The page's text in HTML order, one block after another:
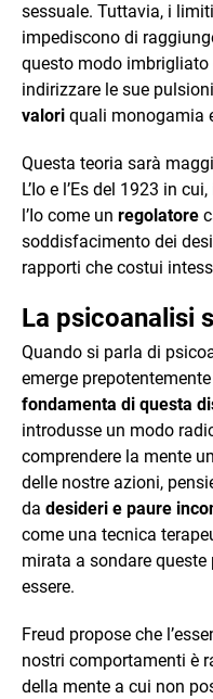
sessuale. Tuttavia, i
impediscono di
questo modo imbrigliato
indirizzare le sue
valori quali monogamia
Questa teoria sarà
L’Io e l’Es del 1923 in
l’Io come un regolatore
soddisfacimento dei
rapporti che costui
La psicoanalisi
Quando si parla di
emerge
fondamenta di questa
introdusse un modo
comprendere la mente
delle nostre azioni,
da desideri e paure
come una tecnica
mirata a sondare
essere.
Freud propose che
nostri comportamenti è
della mente a cui non